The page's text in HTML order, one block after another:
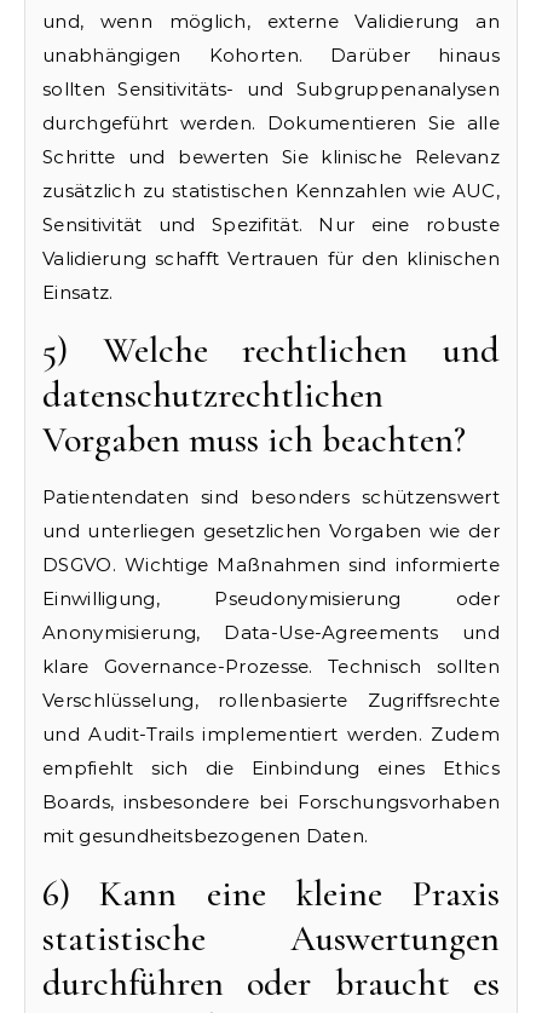
und, wenn möglich, externe Validierung an
unabhängigen Kohorten. Darüber hinaus
sollten Sensitivitäts- und Subgruppenanalysen
durchgeführt werden. Dokumentieren Sie alle
Schritte und bewerten Sie klinische Relevanz
zusätzlich zu statistischen Kennzahlen wie AUC,
Sensitivität und Spezifität. Nur eine robuste
Validierung schafft Vertrauen für den klinischen
Einsatz.
5) Welche rechtlichen und
datenschutzrechtlichen
Vorgaben muss ich beachten?
Patientendaten sind besonders schützenswert
und unterliegen gesetzlichen Vorgaben wie der
DSGVO. Wichtige Maßnahmen sind informierte
Einwilligung, Pseudonymisierung oder
Anonymisierung, Data-Use-Agreements und
klare Governance-Prozesse. Technisch sollten
Verschlüsselung, rollenbasierte Zugriffsrechte
und Audit-Trails implementiert werden. Zudem
empfiehlt sich die Einbindung eines Ethics
Boards, insbesondere bei Forschungsvorhaben
mit gesundheitsbezogenen Daten.
6) Kann eine kleine Praxis
statistische Auswertungen
durchführen oder braucht es